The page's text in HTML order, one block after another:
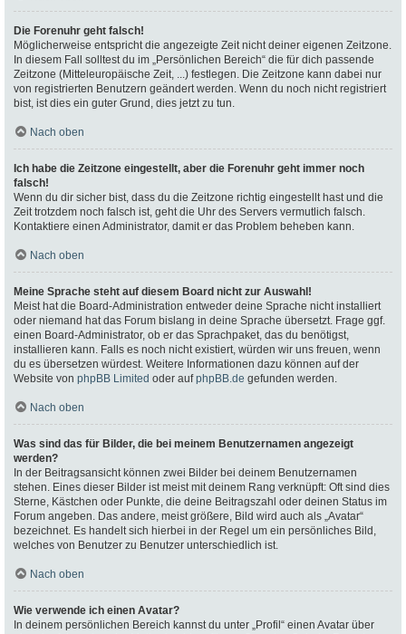
Die Forenuhr geht falsch!
Möglicherweise entspricht die angezeigte Zeit nicht deiner eigenen Zeitzone.
In diesem Fall solltest du im „Persönlichen Bereich“ die für dich passende
Zeitzone (Mitteleuropäische Zeit, ...) festlegen. Die Zeitzone kann dabei nur
von registrierten Benutzern geändert werden. Wenn du noch nicht registriert
bist, ist dies ein guter Grund, dies jetzt zu tun.
Nach oben
Ich habe die Zeitzone eingestellt, aber die Forenuhr geht immer noch
falsch!
Wenn du dir sicher bist, dass du die Zeitzone richtig eingestellt hast und die
Zeit trotzdem noch falsch ist, geht die Uhr des Servers vermutlich falsch.
Kontaktiere einen Administrator, damit er das Problem beheben kann.
Nach oben
Meine Sprache steht auf diesem Board nicht zur Auswahl!
Meist hat die Board-Administration entweder deine Sprache nicht installiert
oder niemand hat das Forum bislang in deine Sprache übersetzt. Frage ggf.
einen Board-Administrator, ob er das Sprachpaket, das du benötigst,
installieren kann. Falls es noch nicht existiert, würden wir uns freuen, wenn
du es übersetzen würdest. Weitere Informationen dazu können auf der
Website von phpBB Limited oder aufphpBB.de gefunden werden.
Nach oben
Was sind das für Bilder, die bei meinem Benutzernamen angezeigt
werden?
In der Beitragsansicht können zwei Bilder bei deinem Benutzernamen
stehen. Eines dieser Bilder ist meist mit deinem Rang verknüpft: Oft sind dies
Sterne, Kästchen oder Punkte, die deine Beitragszahl oder deinen Status im
Forum angeben. Das andere, meist größere, Bild wird auch als „Avatar“
bezeichnet. Es handelt sich hierbei in der Regel um ein persönliches Bild,
welches von Benutzer zu Benutzer unterschiedlich ist.
Nach oben
Wie verwende ich einen Avatar?
In deinem persönlichen Bereich kannst du unter „Profil“ einen Avatar über